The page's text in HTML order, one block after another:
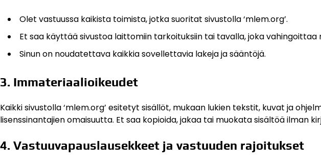
Olet vastuussa kaikista toimista, jotka suoritat sivustolla ‘mlem.org’.
Et saa käyttää sivustoa laittomiin tarkoituksiin tai tavalla, joka vahingoittaa
Sinun on noudatettava kaikkia sovellettavia lakeja ja sääntöjä.
3. Immateriaalioikeudet
Kaikki sivustolla ‘mlem.org’ esitetyt sisällöt, mukaan lukien tekstit, kuvat ja
lisenssinantajien omaisuutta. Et saa kopioida, jakaa tai muokata sisältöä ilman
4. Vastuuvapauslausekkeet ja vastuuden rajoitukset